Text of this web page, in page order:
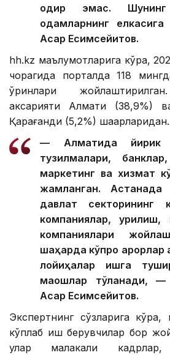
қодир эмас.
одамларнинг
Асқар Есимсейитов.
hh.kz маълумотларига кўра,
чорагида порталда 118
ўринлари
аксарияти Алмати (38,9%)
Қарағанди (5,2%) шаҳарларидан.
— Алматида йирик
тузилмалари,
маркетинг ва хизмат
жамланган.
давлат секторининг
компаниялар,
компаниялари
шаҳарда кўпроқ қарорлар
лойиҳалар ишга
маошлар тўланади, —
Асқар Есимсейитов.
Экспертнинг сўзларига кўра,
кўплаб иш берувчилар бор
улар малакали кадрлар,